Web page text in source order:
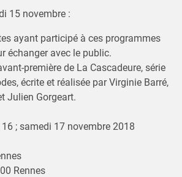
15 novembre :
ayant participé à ces programmes
échanger avec le public.
première de La Cascadeure, série
écrite et réalisée par Virginie Barré,
Julien Gorgeart.
; samedi 17 novembre 2018
Rennes